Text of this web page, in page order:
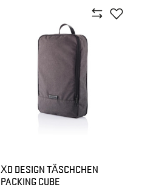
XD DESIGN TÄSCHCHEN
PACKING CUBE